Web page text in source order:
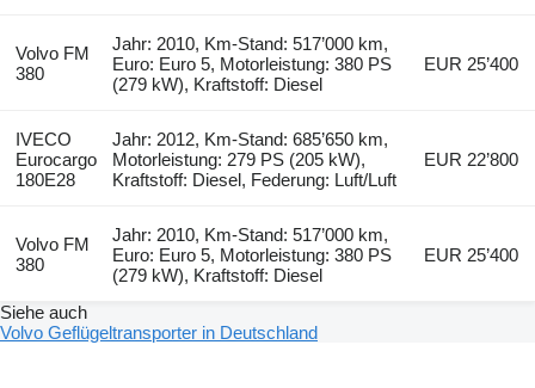
Volvo FM
380
Jahr: 2010, Km-Stand: 517’000 km,
Euro: Euro 5, Motorleistung: 380 PS
(279 kW), Kraftstoff: Diesel
EUR 25’400
IVECO
Eurocargo
180E28
Jahr: 2012, Km-Stand: 685’650 km,
Motorleistung: 279 PS (205 kW),
Kraftstoff: Diesel, Federung: Luft/Luft
EUR 22’800
Volvo FM
380
Jahr: 2010, Km-Stand: 517’000 km,
Euro: Euro 5, Motorleistung: 380 PS
(279 kW), Kraftstoff: Diesel
EUR 25’400
Siehe auch
Volvo Geflügeltransporter in Deutschland